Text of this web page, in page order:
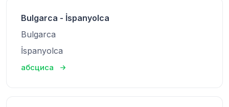
Bulgarca - İspanyolca
Bulgarca
İspanyolca
абсциса